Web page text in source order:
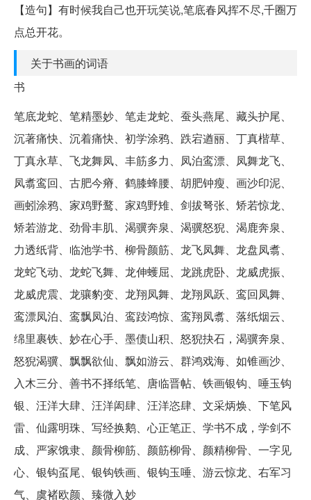
【造句】有时候我自己也开玩笑说,笔底春风挥不尽,千圈万
点总开花。
关于书画的词语
书
笔底龙蛇、笔精墨妙、笔走龙蛇、蚕头燕尾、藏头护尾、
沉著痛快、沉着痛快、初学涂鸦、跌宕遒丽、丁真楷草、
丁真永草、飞龙舞凤、丰筋多力、凤泊鸾漂、凤舞龙飞、
凤翥鸾回、古肥今瘠、鹤膝蜂腰、胡肥钟瘦、画沙印泥、
画蚓涂鸦、家鸡野鹜、家鸡野雉、剑拔弩张、矫若惊龙、
矫若游龙、劲骨丰肌、渴骥奔泉、渴骥怒猊、渴鹿奔泉、
力透纸背、临池学书、柳骨颜筋、龙飞凤舞、龙盘凤翥、
龙蛇飞动、龙蛇飞舞、龙伸蠖屈、龙跳虎卧、龙威虎振、
龙威虎震、龙骧豹变、龙翔凤舞、龙翔凤跃、鸾回凤舞、
鸾漂凤泊、鸾飘凤泊、鸾跂鸿惊、鸾翔凤翥、落纸烟云、
绵里裹铁、妙在心手、墨债山积、怒猊抉石，渴骥奔泉、
怒猊渴骥、飘飘欲仙、飘如游云、群鸿戏海、如锥画沙、
入木三分、善书不择纸笔、唐临晋帖、铁画银钩、唾玉钩
银、汪洋大肆、汪洋闳肆、汪洋恣肆、文采炳焕、下笔风
雷、仙露明珠、写经换鹅、心正笔正、学书不成，学剑不
成、严家饿隶、颜骨柳筋、颜筋柳骨、颜精柳骨、一字见
心、银钩虿尾、银钩铁画、银钩玉唾、游云惊龙、右军习
气、虞褚欧颜、臻微入妙